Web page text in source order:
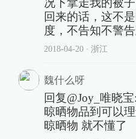
况下拿走我的被
回来的话，这不
度，不告知不警
2018-04-20∙ 浙江
魏什么呀
回复@Joy_唯晓
晾晒物品到可以
晾晒物 就不懂了